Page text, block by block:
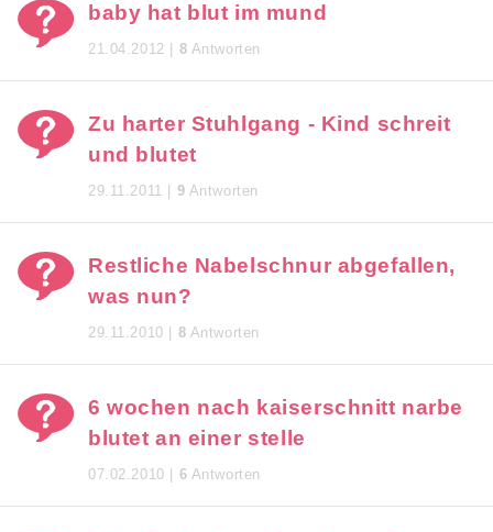
baby hat blut im mund
21.04.2012 | 8 Antworten
Zu harter Stuhlgang - Kind schreit
und blutet
29.11.2011 | 9 Antworten
Restliche Nabelschnur abgefallen,
was nun?
29.11.2010 | 8 Antworten
6 wochen nach kaiserschnitt narbe
blutet an einer stelle
07.02.2010 | 6 Antworten